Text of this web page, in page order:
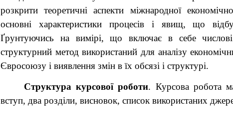
розкрити теоретичні аспекти міжнародної
основні характеристики процесів і явищ, що
Ґрунтуючись на вимірі, що включає в себе
структурний метод використаний для аналізу
Євросоюзу і виявлення змін в їх обсязі і структурі.
Структура курсової роботи. Курсова робота
вступ, два розділи, висновок, список використаних